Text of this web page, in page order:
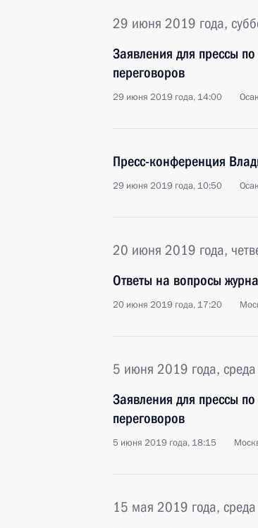
29 июня 2019 года,
Заявления для прессы
переговоров
29 июня 2019 года, 14:00
Пресс-конференция
29 июня 2019 года, 10:50
20 июня 2019 года,
Ответы на вопросы
20 июня 2019 года, 17:20
5 июня 2019 года, среда
Заявления для прессы
переговоров
5 июня 2019 года, 18:15
15 мая 2019 года, среда